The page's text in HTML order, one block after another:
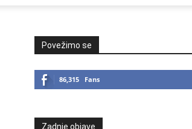
Povežimo se
86,315 Fans
Zadnje objave